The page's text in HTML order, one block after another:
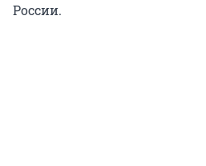
России.